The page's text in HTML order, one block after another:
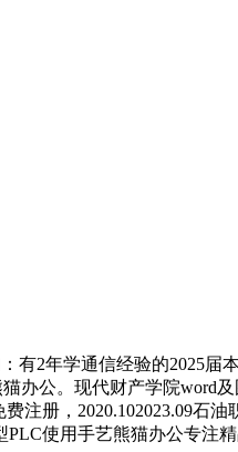
年学通信经验的2025届
办公。现代财产学院word
册，2020.102023.09石
使用手艺熊猫办公专注